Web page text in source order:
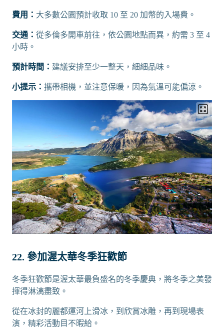
費用： 大多數公園預計收取 10 至 20 加幣的入場費。
交通： 從多倫多開車前往，依公園地點而異，約需 3 至 4
小時。
預計時間： 建議安排至少一整天，細細品味。
小提示： 攜帶相機，並注意保暖，因為氣溫可能偏涼。
22. 參加渥太華冬季狂歡節
冬季狂歡節是渥太華最負盛名的冬季慶典，將冬季之美發
揮得淋漓盡致。
從在冰封的麗都運河上滑冰，到欣賞冰雕，再到現場表
演，精彩活動目不暇給。